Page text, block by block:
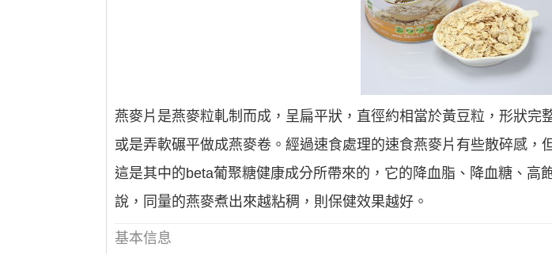
燕麥片是燕麥粒軋制而成，呈扁平狀，直徑約相當於黃豆粒，形狀完
或是弄軟碾平做成燕麥卷。經過速食處理的速食燕麥片有些散碎感，
這是其中的beta葡聚糖健康成分所帶來的，它的降血脂、降血糖、高
說，同量的燕麥煮出來越粘稠，則保健效果越好。
基本信息